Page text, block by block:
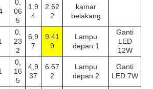
0,
06
5
1,9
4
2.62
2
kamar
belakang
0,
23
2
6,9
7
9.41
9
Lampu
depan 1
Ganti
LED
12W
0,
16
5
4,9
37
6.67
2
Lampu
depan 2
Ganti
LED 7W